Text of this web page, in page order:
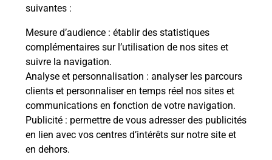
suivantes :
Mesure d’audience : établir des statistiques
complémentaires sur l’utilisation de nos sites et
suivre la navigation.
Analyse et personnalisation : analyser les parcours
clients et personnaliser en temps réel nos sites et
communications en fonction de votre navigation.
Publicité : permettre de vous adresser des publicités
en lien avec vos centres d’intérêts sur notre site et
en dehors.
Boîte aux Lettres La Poste
Collecte du courrier aujourd'hui à 10h00
3 Rue De La Gare
67570 Rothau
Le lien s'ouvre dans un nouvel onglet